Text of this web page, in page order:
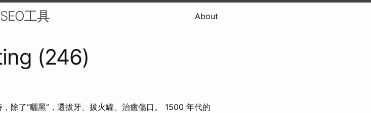
工具 About
(246)
除了“曬黑”，還拔牙、拔火罐、治癒傷口。 1500 年代的